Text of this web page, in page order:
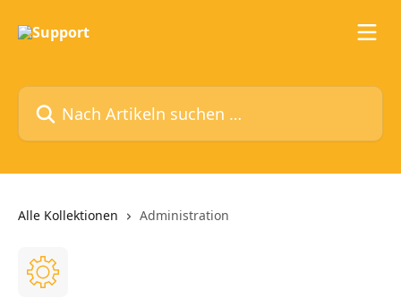
Nach Artikeln suchen …
Alle Kollektionen Administration